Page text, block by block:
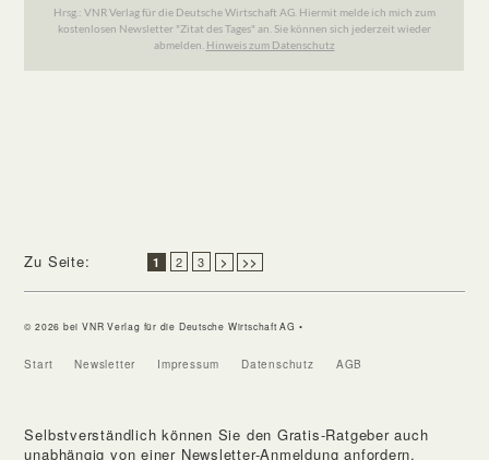
Zu Seite: 1 2 3 > >>
© 2026 bei VNR Verlag für die Deutsche Wirtschaft AG •
Start Newsletter Impressum Datenschutz AGB
Selbstverständlich können Sie den Gratis-Ratgeber auch
unabhängig von einer Newsletter-Anmeldung anfordern.